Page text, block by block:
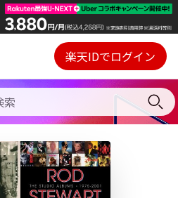
Webプレイヤー
ご契約内容の確認・変更
楽天IDでログイン